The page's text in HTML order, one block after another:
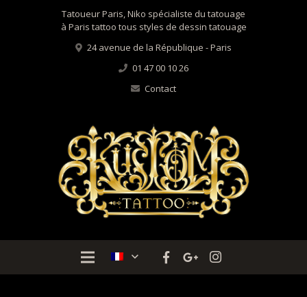
Tatoueur Paris, Niko spécialiste du tatouage
à Paris tattoo tous styles de dessin tatouage
24 avenue de la République - Paris
01 47 00 10 26
Contact